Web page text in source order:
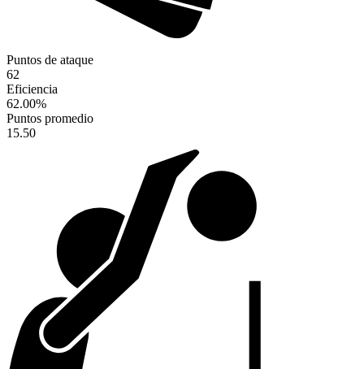
Puntos de ataque
62
Eficiencia
62.00%
Puntos promedio
15.50